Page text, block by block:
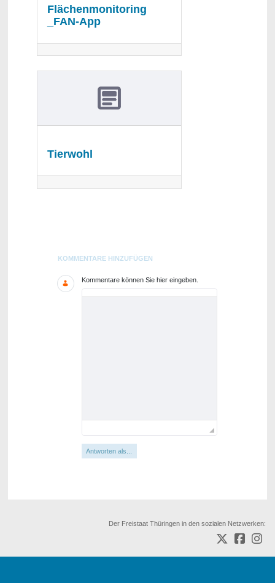
Flächenmonitoring
_FAN-App
Tierwohl
Blogs
KOMMENTARE HINZUFÜGEN
Kommentare können Sie hier eingeben.
Antworten als...
Der Freistaat Thüringen in den sozialen Netzwerken: